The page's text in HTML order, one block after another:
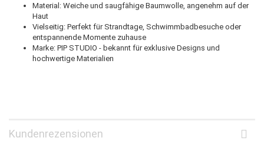
Material: Weiche und saugfähige Baumwolle, angenehm auf der
Haut
Vielseitig: Perfekt für Strandtage, Schwimmbadbesuche oder
entspannende Momente zuhause
Marke: PIP STUDIO - bekannt für exklusive Designs und
hochwertige Materialien
Kundenrezensionen